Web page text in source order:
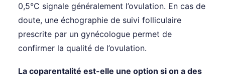
0,5°C signale généralement l’ovulation. En cas de
doute, une échographie de suivi folliculaire
prescrite par un gynécologue permet de
confirmer la qualité de l’ovulation.
La coparentalité est-elle une option si on a des